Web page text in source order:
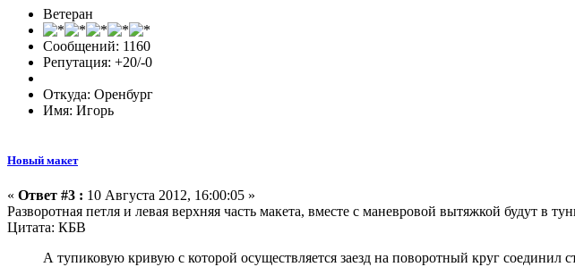
Ветеран
Сообщений: 1160
Репутация: +20/-0
Откуда: Оренбург
Имя: Игорь
Новый макет
« Ответ #3 : 10 Августа 2012, 16:00:05 »
Разворотная петля и левая верхняя часть макета, вместе с маневровой вытяжкой будут в
Цитата: КБВ
А тупиковую кривую с которой осуществляется заезд на поворотный круг соединил